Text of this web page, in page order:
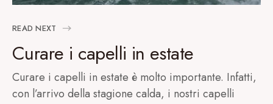
READ NEXT
Curare i capelli in estate
Curare i capelli in estate è molto importante. Infatti,
con l’arrivo della stagione calda, i nostri capelli